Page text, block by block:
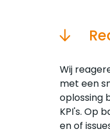
Wij
met een
oplossing
KPI's. Op
en of